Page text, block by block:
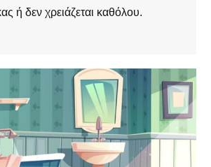
ή δεν χρειάζεται καθόλου.